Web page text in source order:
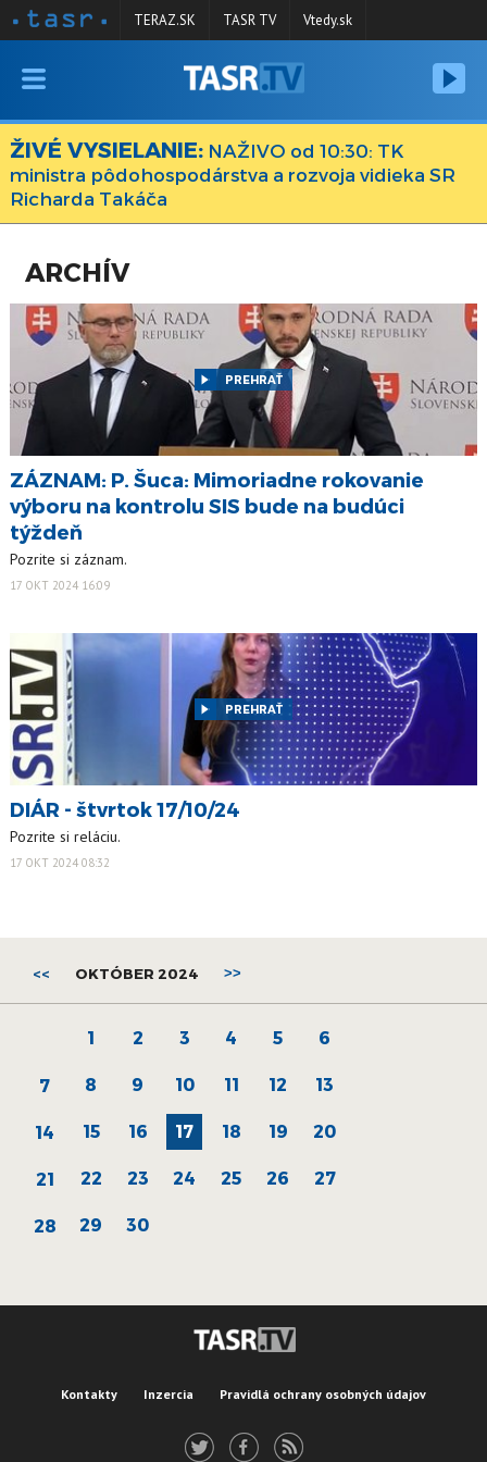
VYSIELANIE
RELÁCIE
SPRAVODAJSTVO
KONTAKT
ARCHÍV
TERAZ.SK TASR TV Vtedy.sk
ŽIVÉ VYSIELANIE: NAŽIVO od 10:30: TK
ministra pôdohospodárstva a rozvoja vidieka SR
Richarda Takáča
ARCHÍV
PREHRAŤ
ZÁZNAM: P. Šuca: Mimoriadne rokovanie
výboru na kontrolu SIS bude na budúci
týždeň
Pozrite si záznam.
17 OKT 2024 16:09
PREHRAŤ
DIÁR - štvrtok 17/10/24
Pozrite si reláciu.
17 OKT 2024 08:32
<< OKTÓBER 2024 >>
1 2 3 4 5 6
7 8 9 10 11 12 13
14 15 16 17 18 19 20
21 22 23 24 25 26 27
28 29 30
Kontakty Inzercia Pravidlá ochrany osobných údajov